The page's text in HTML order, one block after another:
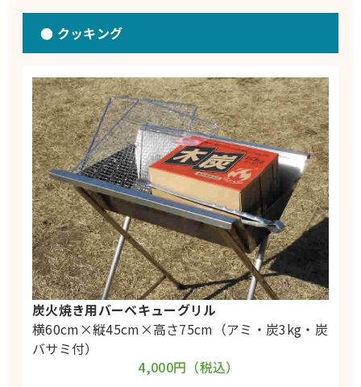
● クッキング
炭火焼き用バーベキューグリル
横60cm×縦45cm×高さ75cm（アミ・炭3kg・炭
バサミ付）
4,000円（税込）